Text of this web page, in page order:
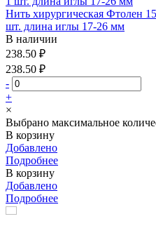
Нить хирургическая Фтолен
шт. длина иглы 17-26 мм
В наличии
238.50 ₽
238.50 ₽
-
+
×
Выбрано максимальное
В корзину
Добавлено
Подробнее
В корзину
Добавлено
Подробнее